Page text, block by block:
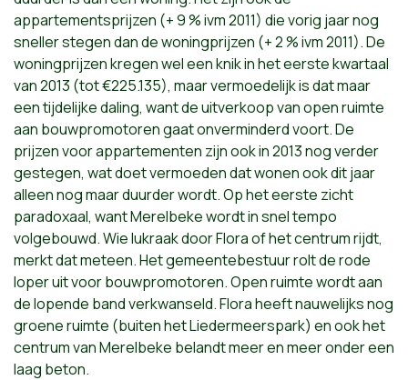
appartementsprijzen (+ 9 % ivm 2011) die vorig jaar nog
sneller stegen dan de woningprijzen (+ 2 % ivm 2011). De
woningprijzen kregen wel een knik in het eerste kwartaal
van 2013 (tot €225.135), maar vermoedelijk is dat maar
een tijdelijke daling, want de uitverkoop van open ruimte
aan bouwpromotoren gaat onverminderd voort. De
prijzen voor appartementen zijn ook in 2013 nog verder
gestegen, wat doet vermoeden dat wonen ook dit jaar
alleen nog maar duurder wordt. Op het eerste zicht
paradoxaal, want Merelbeke wordt in snel tempo
volgebouwd. Wie lukraak door Flora of het centrum rijdt,
merkt dat meteen. Het gemeentebestuur rolt de rode
loper uit voor bouwpromotoren. Open ruimte wordt aan
de lopende band verkwanseld. Flora heeft nauwelijks nog
groene ruimte (buiten het Liedermeerspark) en ook het
centrum van Merelbeke belandt meer en meer onder een
laag beton.